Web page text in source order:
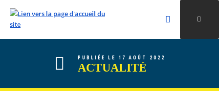
ALLER AU CONTENU
ALLER AU MENU
ALLER À LA RECHERCHE
Rechercher
Valider la
PUBLIÉE LE 17 AOÛT 2022
ACTUALITÉ